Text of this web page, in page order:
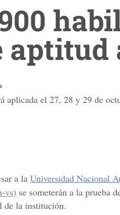
aptitud
aplicada el 27, 28 y 29 de
a la Universidad Nacional
vs) se someterán a la prueba
de la institución.